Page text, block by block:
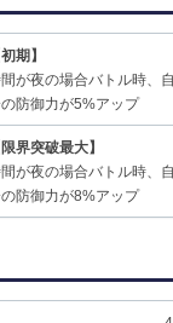
初期】
間が夜の場合バトル時、
防御力が5%アップ
限界突破最大】
間が夜の場合バトル時、
防御力が8%アップ